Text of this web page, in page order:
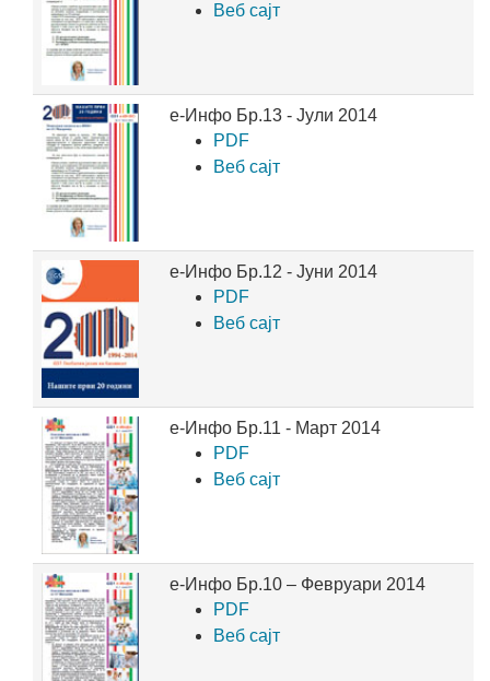
Веб сајт
е-Инфо Бр.13 - Јули 2014
PDF
Веб сајт
е-Инфо Бр.12 - Јуни 2014
PDF
Веб сајт
е-Инфо Бр.11 - Март 2014
PDF
Веб сајт
е-Инфо Бр.10 – Февруари 2014
PDF
Веб сајт